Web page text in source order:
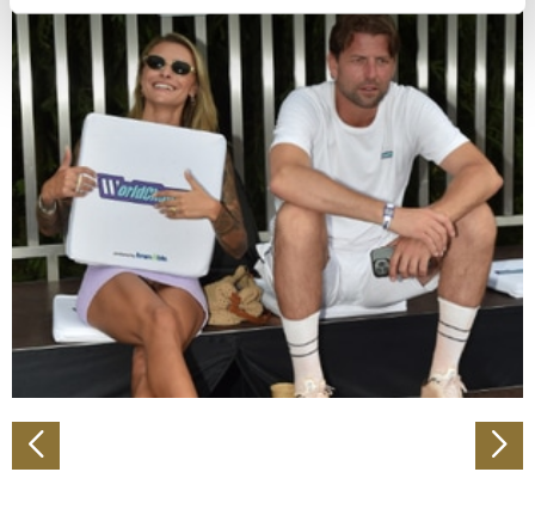
bestimmten Merkmalen (Fingerprinting) identifizieren
Erfahren Sie mehr darüber, wie Ihre persönlichen Daten
verarbeitet werden, und legen Sie Ihre Präferenzen im
Abschnitt Einzelheiten fest.
Wir verwenden Cookies, um Inhalte und Anzeigen zu
personalisieren, Funktionen für soziale Medien anbieten
zu können und die Zugriffe auf unsere Website zu
analysieren. Außerdem geben wir Informationen zu Ihrer
Verwendung unserer Website an unsere Partner für
soziale Medien, Werbung und Analysen weiter. Unsere
Partner führen diese Informationen möglicherweise mit
weiteren Daten zusammen, die Sie ihnen bereitgestellt
gesammelt haben.